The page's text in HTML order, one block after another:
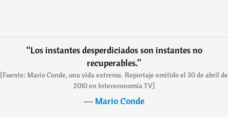
“Los instantes desperdiciados son instantes no
recuperables.”
[Fuente: Mario Conde, una vida extrema. Reportaje emitido el 30 de abril de
2010 en Intereconomía TV]
―Mario Conde